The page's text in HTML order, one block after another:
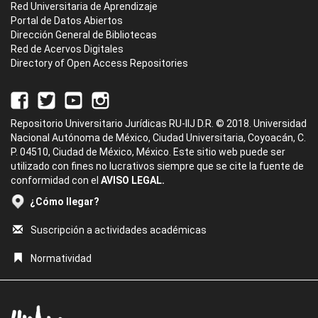
Red Universitaria de Aprendizaje
Portal de Datos Abiertos
Dirección General de Bibliotecas
Red de Acervos Digitales
Directory of Open Access Repositories
Repositorio Universitario Jurídicas RU-IIJ D.R. © 2018. Universidad
Nacional Autónoma de México, Ciudad Universitaria, Coyoacán, C.
P. 04510, Ciudad de México, México. Este sitio web puede ser
utilizado con fines no lucrativos siempre que se cite la fuente de
conformidad con el AVISO LEGAL.
¿Cómo llegar?
Suscripción a actividades académicas
Normatividad